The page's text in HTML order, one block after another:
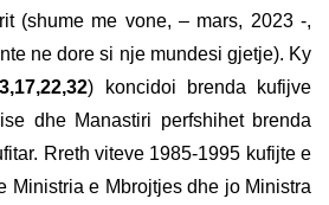
(shume me vone, – mars, 2023 -,
ne dore si nje mundesi gjetje). Ky
) koncidoi brenda kufijve
dhe Manastiri perfshihet brenda
Rreth viteve 1985-1995 kufijte e
Ministria e Mbrojtjes dhe jo Ministra